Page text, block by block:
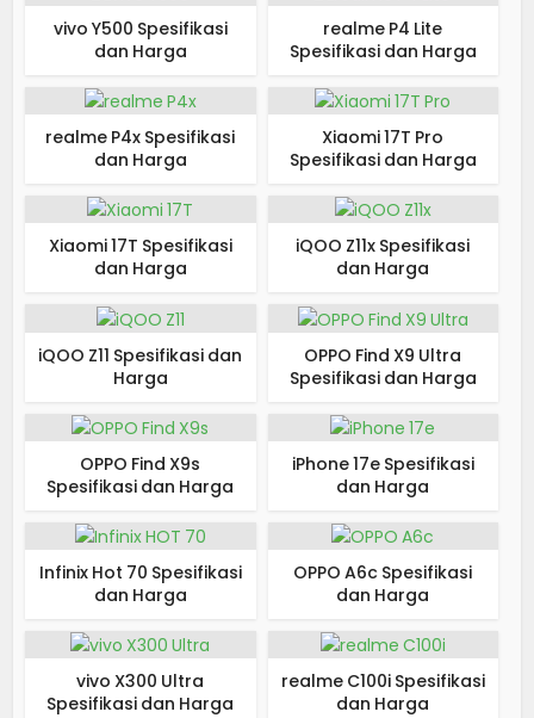
vivo Y500 Spesifikasi
dan Harga
realme P4 Lite
Spesifikasi dan Harga
realme P4x Spesifikasi
dan Harga
Xiaomi 17T Pro
Spesifikasi dan Harga
Xiaomi 17T Spesifikasi
dan Harga
iQOO Z11x Spesifikasi
dan Harga
iQOO Z11 Spesifikasi dan
Harga
OPPO Find X9 Ultra
Spesifikasi dan Harga
OPPO Find X9s
Spesifikasi dan Harga
iPhone 17e Spesifikasi
dan Harga
Infinix Hot 70 Spesifikasi
dan Harga
OPPO A6c Spesifikasi
dan Harga
vivo X300 Ultra
Spesifikasi dan Harga
realme C100i Spesifikasi
dan Harga